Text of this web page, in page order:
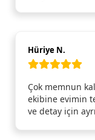
Hüriye N.
Çok memnun
ekibine evimin
ve detay için